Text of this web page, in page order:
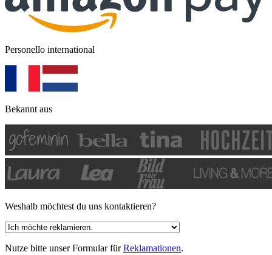
Personello international
Bekannt aus
Weshalb möchtest du uns kontaktieren?
Nutze bitte unser Formular fürReklamationen.